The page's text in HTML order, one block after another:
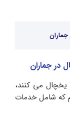
جماران
در جماران
یخچال می کنند،
که شامل خدمات